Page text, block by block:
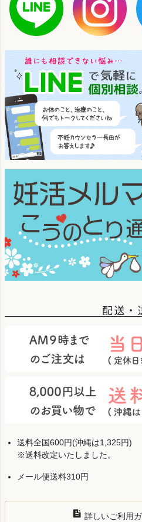
配送・
送料全国600円(沖縄は1,325円)
※送料改定いたしました。
メール便送料310円
詳しいご利用